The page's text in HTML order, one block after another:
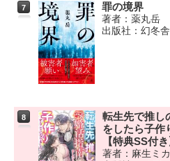
7 罪の境界
著者：薬丸岳
出版社：幻冬舎
8
転生先で推し
をしたら子作
【特典SS付き
著者：麻生ミ